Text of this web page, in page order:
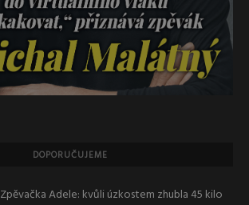
DOPORUČUJEME
Zpěvačka Adele: kvůli úzkostem zhubla 45 kilo